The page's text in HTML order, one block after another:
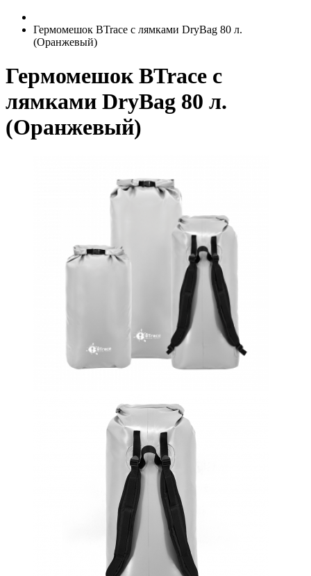
Гермомешок BTrace с лямками DryBag 80 л.
(Оранжевый)
Гермомешок BTrace с
лямками DryBag 80 л.
(Оранжевый)